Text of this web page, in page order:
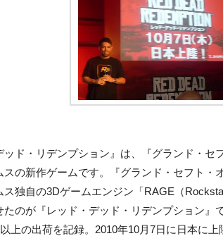
ッド・リデンプション』は、『グランド・セ
スの新作ゲームです。『グランド・セフト・
ス独自の3Dゲームエンジン「RAGE（
たのが『レッド・デッド・リデンプション』
上の出荷を記録。2010年10月7日に日本に上